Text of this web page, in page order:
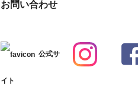
お問い合わせ
公式サ
イト